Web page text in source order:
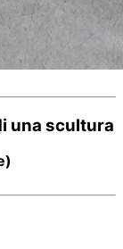
una scultura